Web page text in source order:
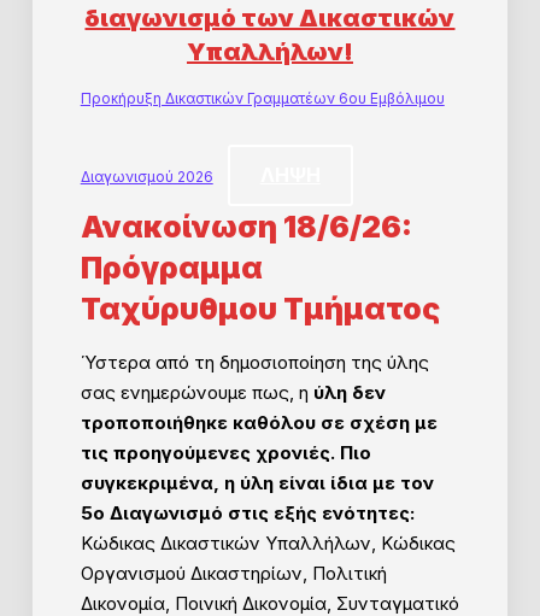
διαγωνισμό των Δικαστικών
Υπαλλήλων!
Προκήρυξη Δικαστικών Γραμματέων 6ου Εμβόλιμου
Διαγωνισμού 2026
Ανακοίνωση 18/6/26:
Πρόγραμμα
Ταχύρυθμου Τμήματος
Ύστερα από τη δημοσιοποίηση της ύλης
σας ενημερώνουμε πως, η ύλη δεν
τροποποιήθηκε καθόλου σε σχέση με
τις προηγούμενες χρονιές. Πιο
συγκεκριμένα, η ύλη είναι ίδια με τον
5ο Διαγωνισμό στις εξής ενότητες:
Κώδικας Δικαστικών Υπαλλήλων, Κώδικας
Οργανισμού Δικαστηρίων, Πολιτική
Δικονομία, Ποινική Δικονομία, Συνταγματικό